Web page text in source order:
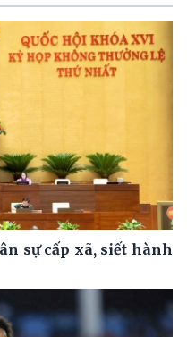
sự cấp xã, siết hành